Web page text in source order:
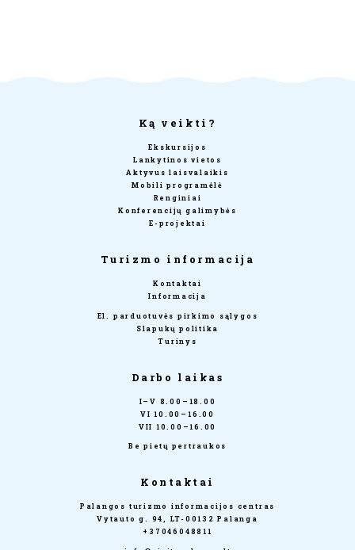
Ką veikti?
Ekskursijos
Lankytinos vietos
Aktyvus laisvalaikis
Mobili programėlė
Renginiai
Konferencijų galimybės
E-projektai
Turizmo informacija
Kontaktai
Informacija
El. parduotuvės pirkimo sąlygos
Slapukų politika
Turinys
Darbo laikas
I–V 8.00–18.00
VI 10.00–16.00
VII 10.00–16.00
Be pietų pertraukos
Kontaktai
Palangos turizmo informacijos centras
Vytauto g. 94, LT-00132 Palanga
+37046048811